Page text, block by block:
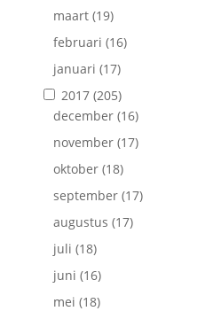
maart(19)
februari (16)
januari (17)
2017(205)
december(16)
november(17)
oktober(18)
september(17)
augustus (17)
juli (18)
juni (16)
mei (18)